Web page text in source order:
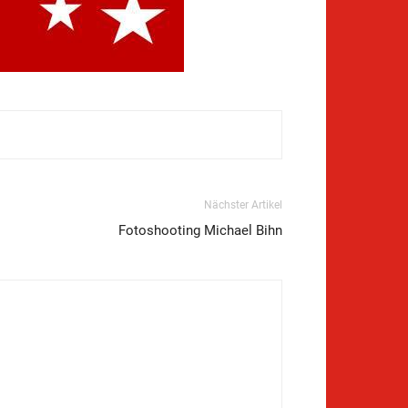
Nächster Artikel
Fotoshooting Michael Bihn